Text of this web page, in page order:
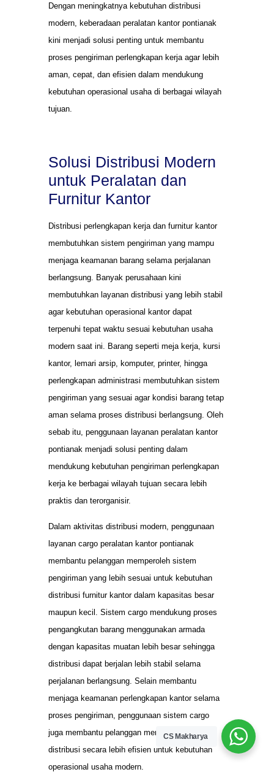
Dengan meningkatnya kebutuhan distribusi
modern, keberadaan peralatan kantor pontianak
kini menjadi solusi penting untuk membantu
proses pengiriman perlengkapan kerja agar lebih
aman, cepat, dan efisien dalam mendukung
kebutuhan operasional usaha di berbagai wilayah
tujuan.
Solusi Distribusi Modern
untuk Peralatan dan
Furnitur Kantor
Distribusi perlengkapan kerja dan furnitur kantor
membutuhkan sistem pengiriman yang mampu
menjaga keamanan barang selama perjalanan
berlangsung. Banyak perusahaan kini
membutuhkan layanan distribusi yang lebih stabil
agar kebutuhan operasional kantor dapat
terpenuhi tepat waktu sesuai kebutuhan usaha
modern saat ini. Barang seperti meja kerja, kursi
kantor, lemari arsip, komputer, printer, hingga
perlengkapan administrasi membutuhkan sistem
pengiriman yang sesuai agar kondisi barang tetap
aman selama proses distribusi berlangsung. Oleh
sebab itu, penggunaan layanan peralatan kantor
pontianak menjadi solusi penting dalam
mendukung kebutuhan pengiriman perlengkapan
kerja ke berbagai wilayah tujuan secara lebih
praktis dan terorganisir.
Dalam aktivitas distribusi modern, penggunaan
layanan cargo peralatan kantor pontianak
membantu pelanggan memperoleh sistem
pengiriman yang lebih sesuai untuk kebutuhan
distribusi furnitur kantor dalam kapasitas besar
maupun kecil. Sistem cargo mendukung proses
pengangkutan barang menggunakan armada
dengan kapasitas muatan lebih besar sehingga
distribusi dapat berjalan lebih stabil selama
perjalanan berlangsung. Selain membantu
menjaga keamanan perlengkapan kantor selama
proses pengiriman, penggunaan sistem cargo
juga membantu pelanggan mengatur kebutuhan
distribusi secara lebih efisien untuk kebutuhan
operasional usaha modern.
CS Makharya